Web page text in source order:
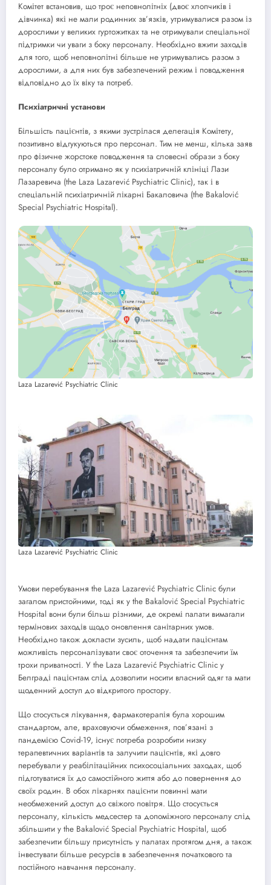
Комітет встановив, що троє неповнолітніх (двоє хлопчиків і
дівчинка) які не мали родинних зв’язків, утримувалися разом із
дорослими у великих гуртожитках та не отримували спеціальної
підтримки чи уваги з боку персоналу. Необхідно вжити заходів
для того, щоб неповнолітні більше не утримувались разом з
дорослими, а для них був забезпечений режим і поводження
відповідно до їх віку та потреб.
Психіатричні установи
Більшість пацієнтів, з якими зустрілася делегація Комітету,
позитивно відгукуються про персонал. Тим не менш, кілька заяв
про фізичне жорстоке поводження та словесні образи з боку
персоналу було отримано як у психіатричній клініці Лази
Лазаревича (the Laza Lazarević Psychiatric Clinic), так і в
спеціальній психіатричній лікарні Бакаловича (the Bakalović
Special Psychiatric Hospital).
Laza Lazarević Psychiatric Clinic
Laza Lazarević Psychiatric Clinic
Умови перебування the Laza Lazarević Psychiatric Clinic були
загалом пристойними, тоді як у the Bakalović Special Psychiatric
Hospital вони були більш різними, де окремі палати вимагали
термінових заходів щодо оновлення санітарних умов.
Необхідно також докласти зусиль, щоб надати пацієнтам
можливість персоналізувати своє оточення та забезпечити їм
трохи приватності. У the Laza Lazarević Psychiatric Clinic у
Белграді пацієнтам слід дозволити носити власний одяг та мати
щоденний доступ до відкритого простору.
Що стосується лікування, фармакотерапія була хорошим
стандартом, але, враховуючи обмеження, пов’язані з
пандемією Covid-19, існує потреба розробити низку
терапевтичних варіантів та залучити пацієнтів, які довго
перебували у реабілітаційних психосоціальних заходах, щоб
підготуватися їх до самостійного життя або до повернення до
своїх родин. В обох лікарнях пацієнти повинні мати
необмежений доступ до свіжого повітря. Що стосується
персоналу, кількість медсестер та допоміжного персоналу слід
збільшити у the Bakalović Special Psychiatric Hospital, щоб
забезпечити більшу присутність у палатах протягом дня, а також
інвестувати більше ресурсів в забезпечення початкового та
постійного навчання персоналу.